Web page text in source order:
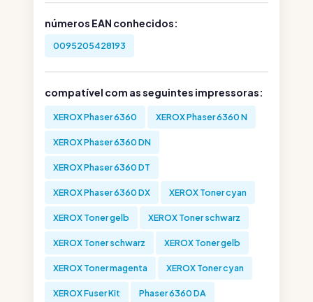
números EAN conhecidos:
0095205428193
compatível com as seguintes impressoras:
XEROX Phaser 6360 XEROX Phaser 6360 N
XEROX Phaser 6360 DN
XEROX Phaser 6360 DT
XEROX Phaser 6360 DX XEROX Toner cyan
XEROX Toner gelb XEROX Toner schwarz
XEROX Toner schwarz XEROX Toner gelb
XEROX Toner magenta XEROX Toner cyan
XEROX Fuser Kit Phaser 6360 DA